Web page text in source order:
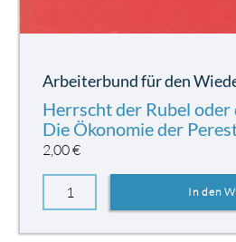
Arbeiterbund für den
Herrscht der Rubel
Die Ökonomie der
2,00€